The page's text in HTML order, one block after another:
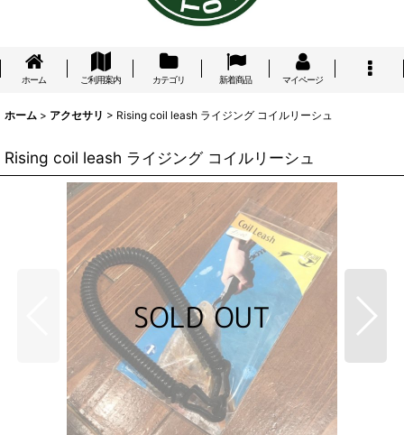
ホーム ご利用案内 カテゴリ 新着商品 マイページ
ホーム > アクセサリ > Rising coil leash ライジング コイルリーシュ
Rising coil leash ライジング コイルリーシュ